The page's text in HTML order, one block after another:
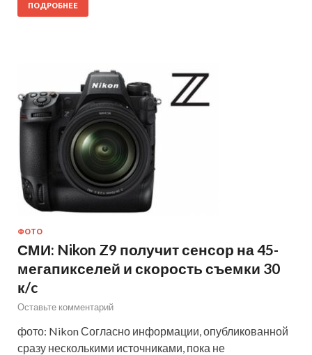
ПОДРОБНЕЕ
ФОТО
СМИ: Nikon Z9 получит сенсор на 45-
мегапикселей и скорость съемки 30
к/c
Оставьте комментарий
фото: Nikon Согласно информации, опубликованной
сразу несколькими источниками, пока не